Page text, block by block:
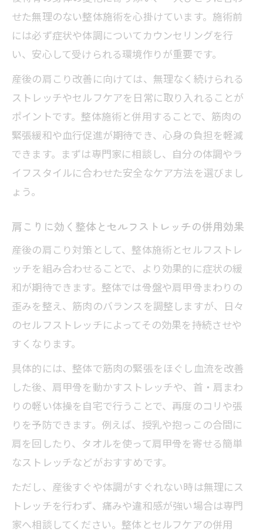
せた無理のない整体施術を心掛けています。施術前
には必ず症状や体調についてカウンセリングを行
い、安心して受けられる環境作りが重要です。
産後の肩こり改善に向けては、無理なく続けられる
ストレッチやセルフケアを日常に取り入れることが
ポイントです。整体施術と併用することで、筋肉の
緊張緩和や血行促進が期待でき、心身の負担を軽減
できます。まずは専門家に相談し、自分の体調やラ
イフスタイルに合わせた安全なケア方法を選びまし
ょう。
肩こりに効く整体とセルフストレッチの併用効果
産後の肩こり対策として、整体施術とセルフストレ
ッチを組み合わせることで、より効果的に症状の緩
和が期待できます。整体では骨盤や肩甲骨まわりの
歪みを整え、筋肉のバランスを調整しますが、日々
のセルフストレッチによってその効果を持続させや
すくなります。
具体的には、整体で筋肉の緊張をほぐし血流を改善
した後、肩甲骨を動かすストレッチや、首・肩まわ
りの軽い体操を自宅で行うことで、再度のコリや張
りを予防できます。例えば、授乳や抱っこの合間に
肩を回したり、タオルを使って肩甲骨を寄せる簡単
なストレッチなどがおすすめです。
ただし、産後すぐや体調がすぐれない時は無理にス
トレッチを行わず、痛みや違和感が強い場合は専門
家へ相談してください。整体とセルフケアの併用